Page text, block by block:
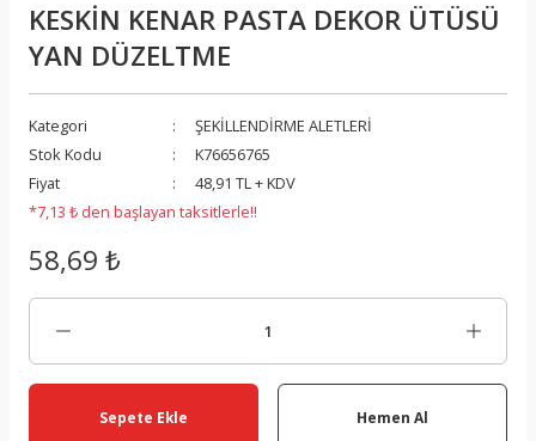
KESKİN KENAR PASTA DEKOR ÜTÜSÜ
YAN DÜZELTME
Kategori
ŞEKİLLENDİRME ALETLERİ
Stok Kodu
K76656765
Fiyat
48,91 TL + KDV
*7,13 ₺ den başlayan taksitlerle!!
58,69 ₺
Sepete Ekle Hemen Al